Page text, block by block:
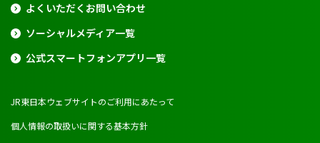
よくいただくお問い合わせ
ソーシャルメディア一覧
公式スマートフォンアプリ一覧
JR東日本ウェブサイトのご利用にあたって
個人情報の取扱いに関する基本方針